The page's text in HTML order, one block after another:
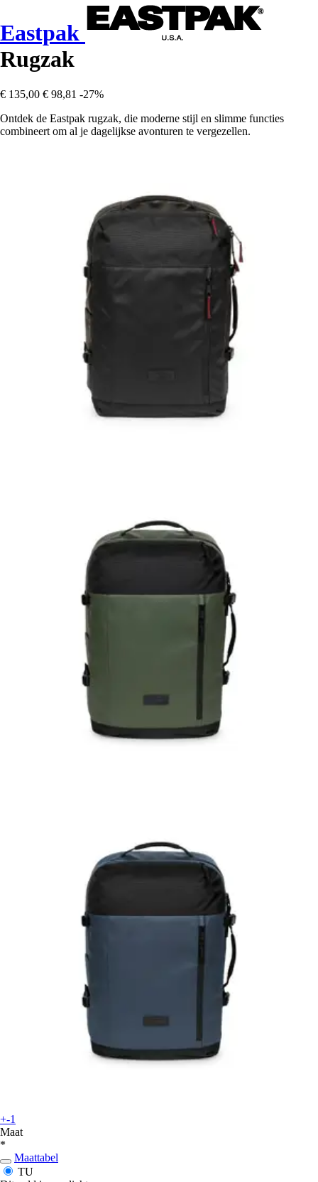
Eastpak
Rugzak
€ 135,00 € 98,81 -27%
Ontdek de Eastpak rugzak, die moderne stijl en slimme functies
combineert om al je dagelijkse avonturen te vergezellen.
+-1
Maat
*
Maattabel
TU